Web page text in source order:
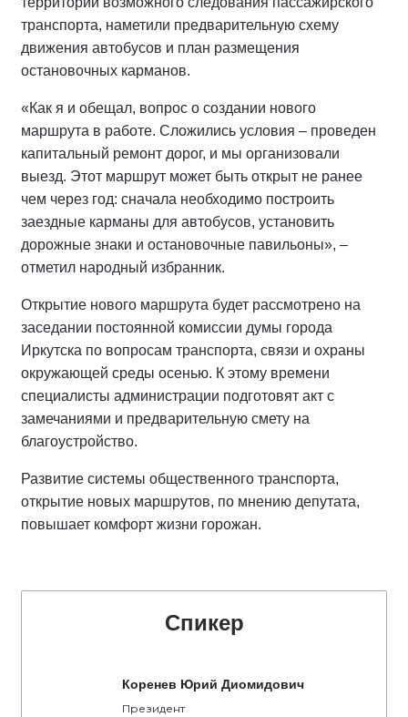
транспорта, наметили предварительную схему
движения автобусов и план размещения
остановочных карманов.
«Как я и обещал, вопрос о создании нового
маршрута в работе. Сложились условия – проведен
капитальный ремонт дорог, и мы организовали
выезд. Этот маршрут может быть открыт не ранее
чем через год: сначала необходимо построить
заездные карманы для автобусов, установить
дорожные знаки и остановочные павильоны», –
отметил народный избранник.
Открытие нового маршрута будет рассмотрено на
заседании постоянной комиссии думы города
Иркутска по вопросам транспорта, связи и охраны
окружающей среды осенью. К этому времени
специалисты администрации подготовят акт с
замечаниями и предварительную смету на
благоустройство.
Развитие системы общественного транспорта,
открытие новых маршрутов, по мнению депутата,
повышает комфорт жизни горожан.
Спикер
Коренев Юрий Диомидович
Президент